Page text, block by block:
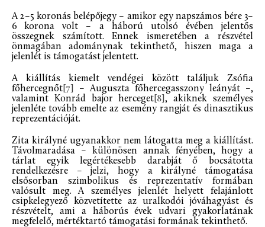
A 2–5 koronás belépőjegy – amikor egy napszámos bére 3–
6 korona volt – a háború utolsó évében jelentős
összegnek számított. Ennek ismeretében a részvétel
önmagában adománynak tekinthető, hiszen maga a
jelenlét is támogatást jelentett.
A kiállítás kiemelt vendégei között találjuk Zsófia
főhercegnőt [7]
– Auguszta főhercegasszony leányát –,
valamint Konrádbajor herceget [8], akiknek személyes
jelenléte tovább emelte az esemény rangját és dinasztikus
reprezentációját.
Zita királyné ugyanakkor nem látogatta meg a kiállítást.
Távolmaradása – különösen annak fényében, hogy a
tárlat egyik legértékesebb darabját ő bocsátotta
rendelkezésre – jelzi, hogy a királyné támogatása
elsősorban szimbolikus és reprezentatív formában
valósult meg. A személyes jelenlét helyett felajánlott
csipkelegyező közvetítette az uralkodói jóváhagyást és
részvételt, ami a háborús évek udvari gyakorlatának
megfelelő, mértéktartó támogatási formának tekinthető.